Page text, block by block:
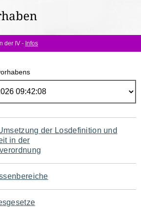
der IV - Infos
der Losdefinition und
in der